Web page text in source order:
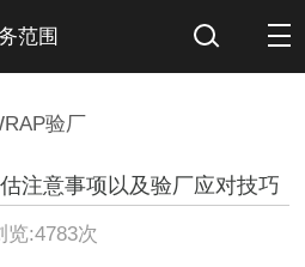
范围
验厂
注意事项以及验厂应对技巧
:4783次